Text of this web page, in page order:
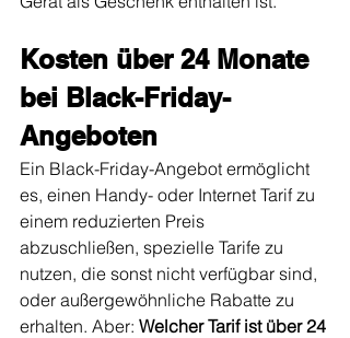
Kosten über 24 Monate
bei Black-Friday-
Angeboten
Ein Black-Friday-Angebot ermöglicht
es, einen Handy- oder Internet Tarif zu
einem reduzierten Preis
abzuschließen, spezielle Tarife zu
nutzen, die sonst nicht verfügbar sind,
oder außergewöhnliche Rabatte zu
erhalten. Aber: Welcher Tarif ist über 24